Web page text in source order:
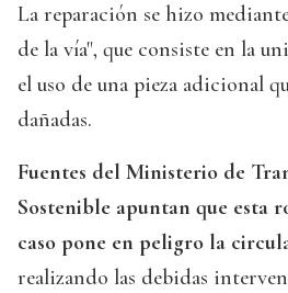
La reparación se hizo
de la vía", que consiste en la
el uso de una pieza adicional
dañadas.
Fuentes del Ministerio de
Sostenible apuntan que esta
caso pone en peligro la
realizando las debidas